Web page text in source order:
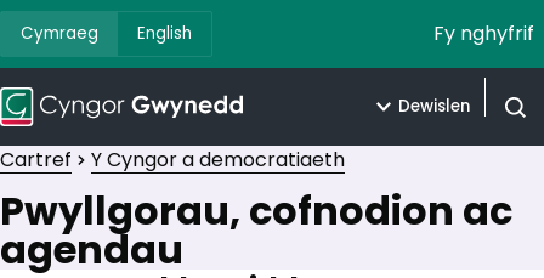
Cymraeg English Fy nghyfrif
Dewislen
Cartref Y Cyngor a democratiaeth
Pwyllgorau, cofnodion ac
agendau